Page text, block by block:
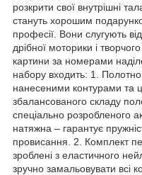
розкрити свої внутрішні
стануть хорошим
професії. Вони слугують
дрібної моторики і
картини за номерами
набору входить: 1.
нанесеними контурами
збалансованого складу
спеціально розробленого
натяжна – гарантує
провисання. 2. Комплект
зроблені з еластичного
зручно замальовувати всі